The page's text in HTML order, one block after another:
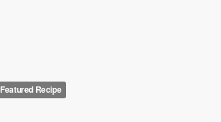
Featured Recipe